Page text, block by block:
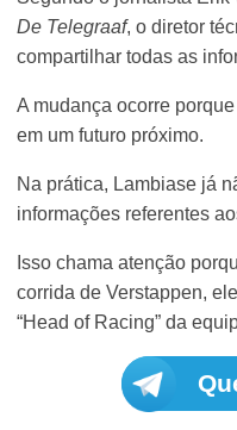
De Telegraaf, o diretor
compartilhar todas as
A mudança ocorre
em um futuro próximo.
Na prática, Lambiase já
informações referentes
Isso chama atenção
corrida de Verstappen,
“Head of Racing” da